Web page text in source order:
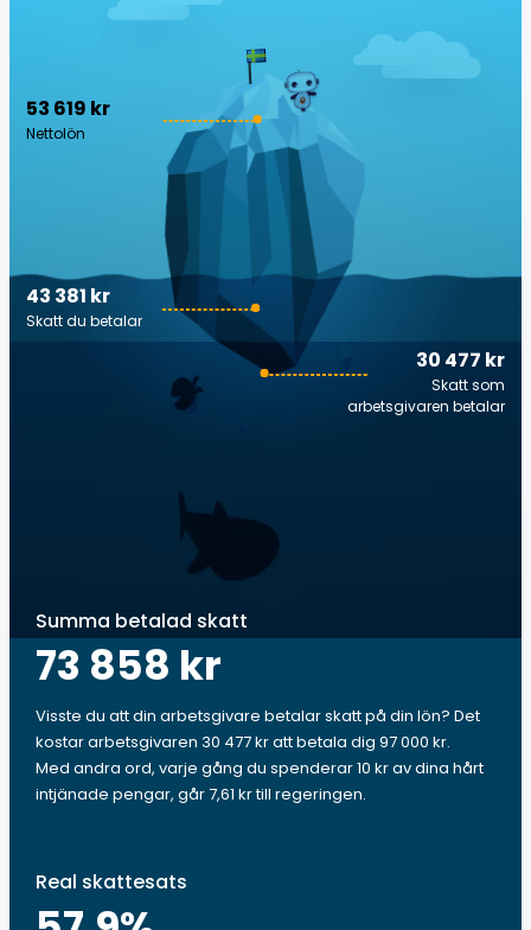
53 619 kr
Nettolön
30 477 kr
Skatt som
arbetsgivaren betalar
43 381 kr
Skatt du betalar
Summa betalad skatt
73 858 kr
Visste du att din arbetsgivare betalar skatt på din lön? Det
kostar arbetsgivaren 30 477 kr att betala dig 97 000 kr.
Med andra ord, varje gång du spenderar 10 kr av dina hårt
intjänade pengar, går 7,61 kr till regeringen.
Real skattesats